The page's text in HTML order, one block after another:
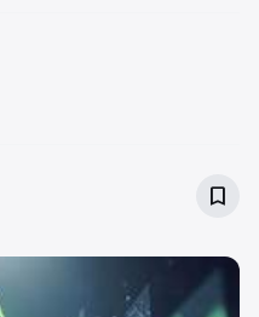
bookmark_border